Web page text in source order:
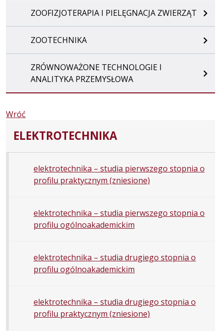
ZOOFIZJOTERAPIA I PIELĘGNACJA ZWIERZĄT
ZOOTECHNIKA
ZRÓWNOWAŻONE TECHNOLOGIE I
ANALITYKA PRZEMYSŁOWA
Wróć
ELEKTROTECHNIKA
elektrotechnika – studia pierwszego stopnia o
profilu praktycznym (zniesione)
elektrotechnika – studia pierwszego stopnia o
profilu ogólnoakademickim
elektrotechnika – studia drugiego stopnia o
profilu ogólnoakademickim
elektrotechnika – studia drugiego stopnia o
profilu praktycznym (zniesione)